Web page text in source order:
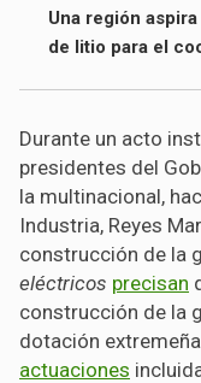
Una región
de litio para el
Durante un acto
presidentes del
la multinacional,
Industria, Reyes
construcción de la
eléctricos precisan
construcción de la
dotación
actuaciones